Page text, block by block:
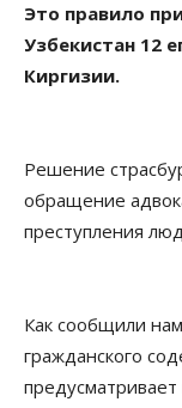
Это правило
Узбекистан 12
Киргизии.
Решение
обращение
преступления
Как сообщили
гражданского